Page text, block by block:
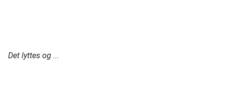
Det lyttes og ...